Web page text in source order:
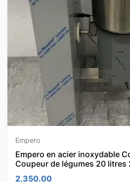
Empero
Empero en acier inoxydable
Coupeur de légumes 20 litres
2,350.00